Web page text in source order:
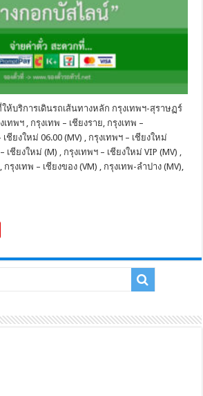
ห้บริการเดินรถเส้นทางหลัก กรุงเทพฯ-สุราษฏร์
ทพฯ , กรุงเทพ – เชียงราย, กรุงเทพ –
เชียงใหม่ 06.00 (MV) , กรุงเทพฯ – เชียงใหม่
เชียงใหม่ (M) , กรุงเทพฯ – เชียงใหม่ VIP (MV) ,
กรุงเทพ – เชียงของ (VM) , กรุงเทพ-ลำปาง (MV),